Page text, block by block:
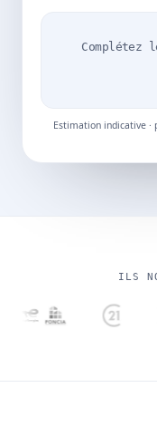
Complétez
Estimation indicative
ILS